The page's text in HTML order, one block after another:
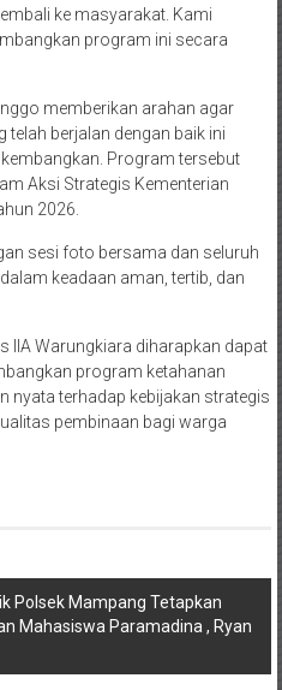
ke masyarakat. Kami
program ini secara
memberikan arahan agar
berjalan dengan baik ini
Program tersebut
Aksi Strategis Kementerian
2026.
sesi foto bersama dan seluruh
keadaan aman, tertib, dan
IIA Warungkiara diharapkan dapat
program ketahanan
nyata terhadap kebijakan strategis
pembinaan bagi warga
Polsek Mampang Tetapkan
Mahasiswa Paramadina , Ryan